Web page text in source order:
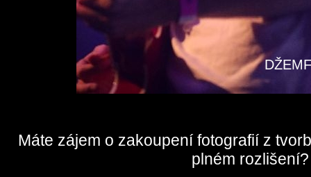
Máte zájem o zakoupení fotografií z
plném rozlišení?